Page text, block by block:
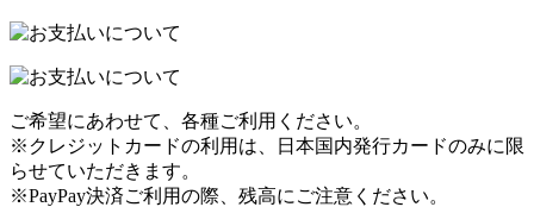
ご希望にあわせて、各種ご利用ください。
※クレジットカードの利用は、日本国内発行カードのみに限
らせていただきます。
※PayPay決済ご利用の際、残高にご注意ください。